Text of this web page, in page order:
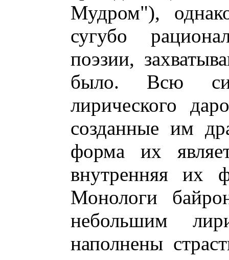
Мудром"),
сугубо
поэзии,
было. Всю
лирического
созданные им
форма их
внутренняя их
Монологи
небольшим
наполнены